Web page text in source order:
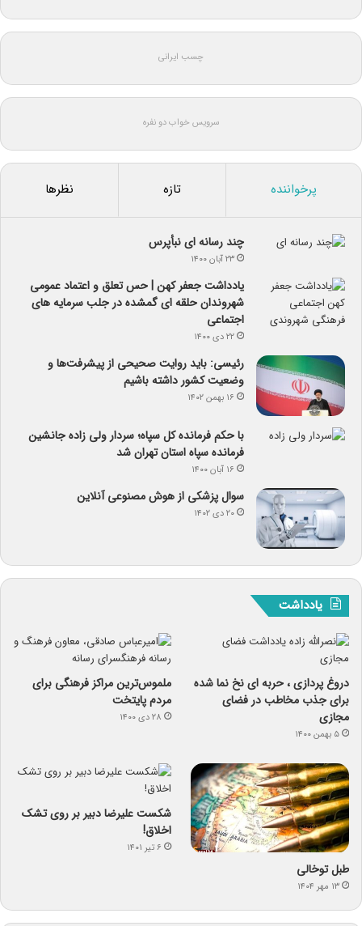
چسب ایرانی
سرویس خواب دو نفره
پرخواننده تازه نظرها
چند رسانه ای نبأپرس
۲۳ آبان ۱۴۰۰
یادداشت جعفر کهن | حس تعلق و اعتماد عمومی
شهروندان حلقه ای گمشده در جلب سرمایه های
اجتماعی
۲۲ دی ۱۴۰۰
رئیسی: باید روایت صحیحی از پیشرفت‌ها و
وضعیت کشور داشته باشیم
۱۶ بهمن ۱۴۰۲
با حکم فرمانده کل سپاه؛ سردار ولی زاده جانشین
فرمانده سپاه استان تهران شد
۱۶ آبان ۱۴۰۰
سوال پزشکی از هوش مصنوعی آنلاین
۲۰ دی ۱۴۰۲
یادداشت
دروغ پردازی ، حربه ای نخ نما شده
برای جذب مخاطب در فضای
مجازی
۵ بهمن ۱۴۰۰
ملموس‌ترین مراکز فرهنگی برای
مردم پایتخت
۲۸ دی ۱۴۰۰
طبل توخالی
۱۳ مهر ۱۴۰۴
شکست علیرضا دبیر بر روی تشک
اخلاق!
۶ تیر ۱۴۰۱